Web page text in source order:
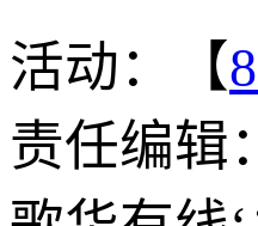
活动：【
责任编辑